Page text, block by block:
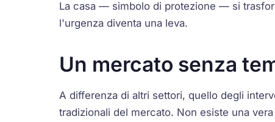
La casa — simbolo di protezione — si
l'urgenza diventa una leva.
Un mercato senza
A differenza di altri settori, quello degli
tradizionali del mercato. Non esiste una